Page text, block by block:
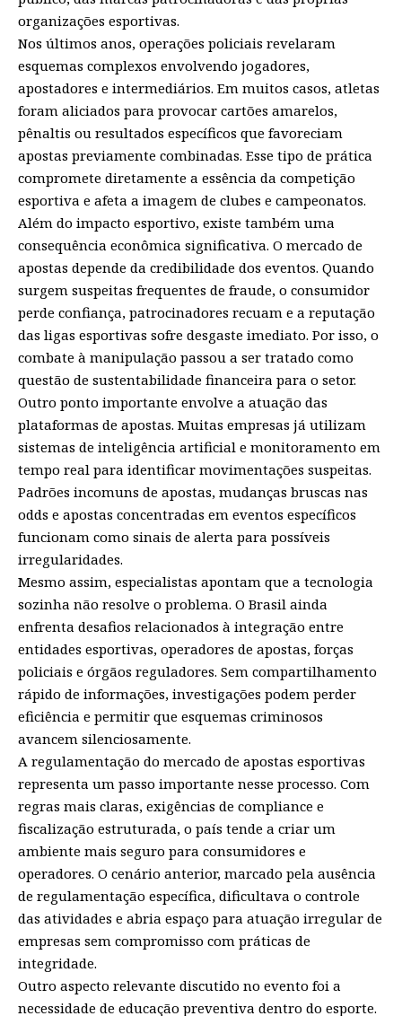
organizações esportivas.
Nos últimos anos, operações policiais revelaram
esquemas complexos envolvendo jogadores,
apostadores e intermediários. Em muitos casos, atletas
foram aliciados para provocar cartões amarelos,
pênaltis ou resultados específicos que favoreciam
apostas previamente combinadas. Esse tipo de prática
compromete diretamente a essência da competição
esportiva e afeta a imagem de clubes e campeonatos.
Além do impacto esportivo, existe também uma
consequência econômica significativa. O mercado de
apostas depende da credibilidade dos eventos. Quando
surgem suspeitas frequentes de fraude, o consumidor
perde confiança, patrocinadores recuam e a reputação
das ligas esportivas sofre desgaste imediato. Por isso, o
combate à manipulação passou a ser tratado como
questão de sustentabilidade financeira para o setor.
Outro ponto importante envolve a atuação das
plataformas de apostas. Muitas empresas já utilizam
sistemas de inteligência artificial e monitoramento em
tempo real para identificar movimentações suspeitas.
Padrões incomuns de apostas, mudanças bruscas nas
odds e apostas concentradas em eventos específicos
funcionam como sinais de alerta para possíveis
irregularidades.
Mesmo assim, especialistas apontam que a tecnologia
sozinha não resolve o problema. O Brasil ainda
enfrenta desafios relacionados à integração entre
entidades esportivas, operadores de apostas, forças
policiais e órgãos reguladores. Sem compartilhamento
rápido de informações, investigações podem perder
eficiência e permitir que esquemas criminosos
avancem silenciosamente.
A regulamentação do mercado de apostas esportivas
representa um passo importante nesse processo. Com
regras mais claras, exigências de compliance e
fiscalização estruturada, o país tende a criar um
ambiente mais seguro para consumidores e
operadores. O cenário anterior, marcado pela ausência
de regulamentação específica, dificultava o controle
das atividades e abria espaço para atuação irregular de
empresas sem compromisso com práticas de
integridade.
Outro aspecto relevante discutido no evento foi a
necessidade de educação preventiva dentro do esporte.